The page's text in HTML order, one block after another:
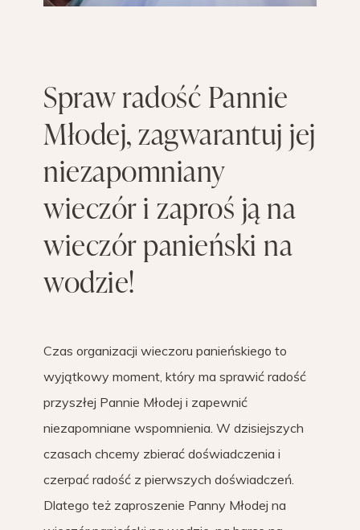
Spraw radość Pannie
Młodej, zagwarantuj jej
niezapomniany
wieczór i zaproś ją na
wieczór panieński na
wodzie!
Czas organizacji wieczoru panieńskiego to
wyjątkowy moment, który ma sprawić radość
przyszłej Pannie Młodej i zapewnić
niezapomniane wspomnienia. W dzisiejszych
czasach chcemy zbierać doświadczenia i
czerpać radość z pierwszych doświadczeń.
Dlatego też zaproszenie Panny Młodej na